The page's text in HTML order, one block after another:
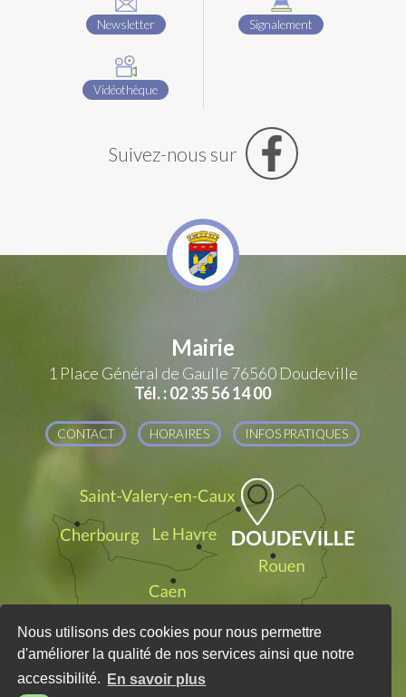
Nous utilisons des cookies pour nous permettre
d'améliorer la qualité de nos services ainsi que notre
accessibilité.
En savoir plus
Newsletter
Vidéothèque
Signalement
Suivez-nous sur
Mairie
1 Place Général de Gaulle 76560 Doudeville
Tél. : 02 35 56 14 00
CONTACT HORAIRES INFOS PRATIQUES